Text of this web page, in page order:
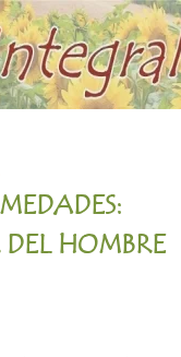
DEL HOMBRE